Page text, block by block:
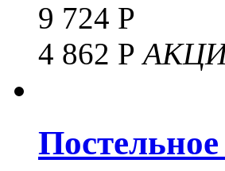
9 724 Р
4 862 Р